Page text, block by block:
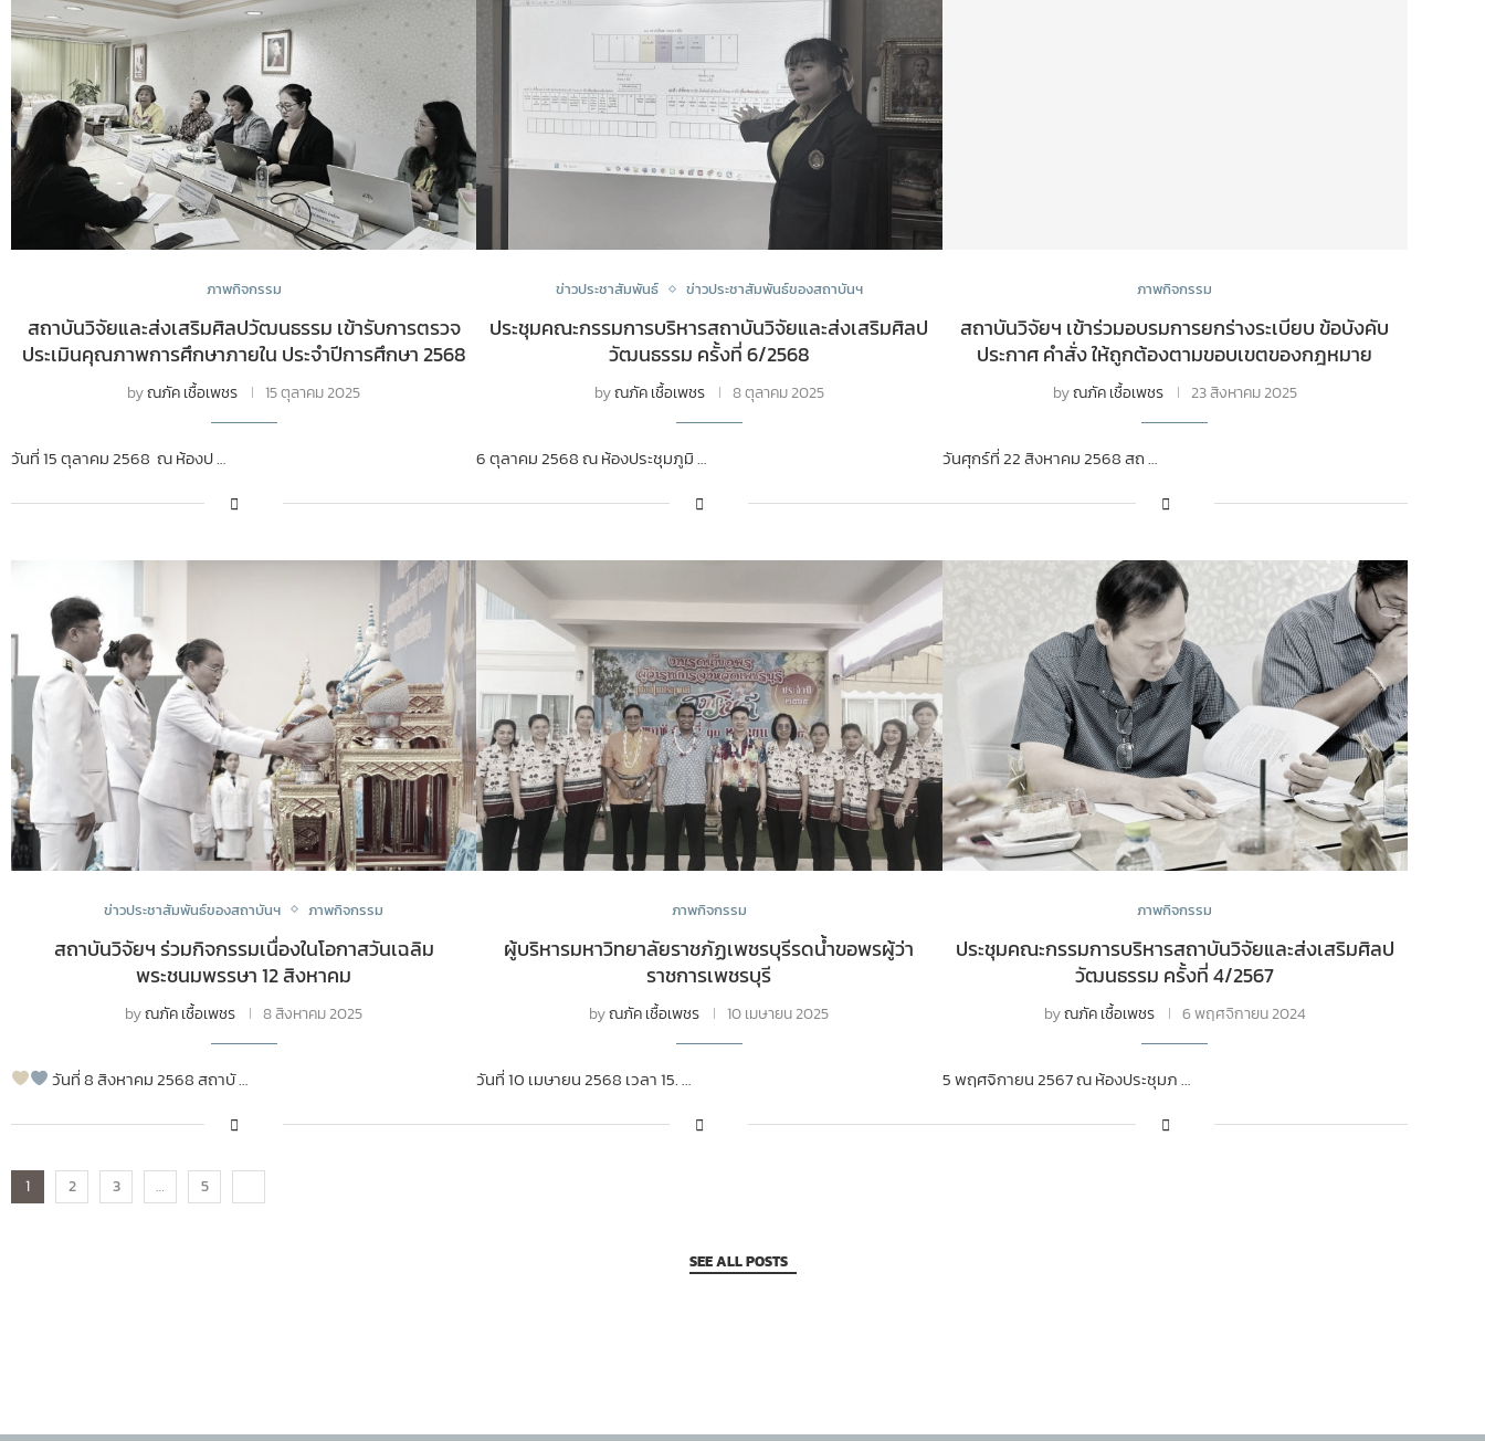
ภาพกิจกรรม
สถาบันวิจัยและส่งเสริมศิลปวัฒนธรรม เข้ารับการตรวจ
ประเมินคุณภาพการศึกษาภายใน ประจำปีการศึกษา 2568
byณภัค เชื้อเพชร 15 ตุลาคม 2025
วันที่ 15 ตุลาคม 2568 ณ ห้องป …
ข่าวประชาสัมพันธ์ ข่าวประชาสัมพันธ์ของสถาบันฯ
ประชุมคณะกรรมการบริหารสถาบันวิจัยและส่งเสริมศิลป
วัฒนธรรม ครั้งที่ 6/2568
byณภัค เชื้อเพชร 8 ตุลาคม 2025
6 ตุลาคม 2568 ณ ห้องประชุมภูมิ …
ภาพกิจกรรม
สถาบันวิจัยฯ เข้าร่วมอบรมการยกร่างระเบียบ ข้อบังคับ
ประกาศ คำสั่ง ให้ถูกต้องตามขอบเขตของกฎหมาย
byณภัค เชื้อเพชร 23 สิงหาคม 2025
วันศุกร์ที่ 22 สิงหาคม 2568 สถ …
ข่าวประชาสัมพันธ์ของสถาบันฯ ภาพกิจกรรม
สถาบันวิจัยฯ ร่วมกิจกรรมเนื่องในโอกาสวันเฉลิม
พระชนมพรรษา 12 สิงหาคม
byณภัค เชื้อเพชร 8 สิงหาคม 2025
วันที่ 8 สิงหาคม 2568 สถาบั …
ภาพกิจกรรม
ผู้บริหารมหาวิทยาลัยราชภัฏเพชรบุรีรดน้ำขอพรผู้ว่า
ราชการเพชรบุรี
byณภัค เชื้อเพชร 10 เมษายน 2025
วันที่ 10 เมษายน 2568 เวลา 15. …
ภาพกิจกรรม
ประชุมคณะกรรมการบริหารสถาบันวิจัยและส่งเสริมศิลป
วัฒนธรรม ครั้งที่ 4/2567
byณภัค เชื้อเพชร 6 พฤศจิกายน 2024
5 พฤศจิกายน 2567 ณ ห้องประชุมภ …
1 2 3 … 5
SEE ALL POSTS